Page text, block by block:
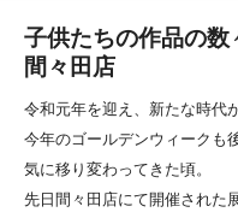
子供たちの作品の数
間々田店
令和元年を迎え、新たな時代
今年のゴールデンウィークも
気に移り変わってきた頃。
先日間々田店にて開催された